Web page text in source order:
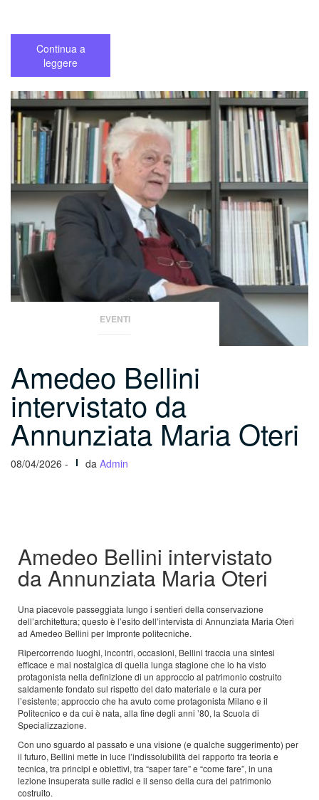
Continua a
leggere
EVENTI
Amedeo Bellini
intervistato da
Annunziata Maria Oteri
08/04/2026 - da Admin
Amedeo Bellini intervistato
da Annunziata Maria Oteri
Una piacevole passeggiata lungo i sentieri della conservazione
dell’architettura; questo è l’esito dell’intervista di Annunziata Maria Oteri
ad Amedeo Bellini per Impronte politecniche.
Ripercorrendo luoghi, incontri, occasioni, Bellini traccia una sintesi
efficace e mai nostalgica di quella lunga stagione che lo ha visto
protagonista nella definizione di un approccio al patrimonio costruito
saldamente fondato sul rispetto del dato materiale e la cura per
l’esistente; approccio che ha avuto come protagonista Milano e il
Politecnico e da cui è nata, alla fine degli anni ’80, la Scuola di
Specializzazione.
Con uno sguardo al passato e una visione (e qualche suggerimento) per
il futuro, Bellini mette in luce l’indissolubilità del rapporto tra teoria e
tecnica, tra principi e obiettivi, tra “saper fare” e “come fare”, in una
lezione insuperata sulle radici e il senso della cura del patrimonio
costruito.